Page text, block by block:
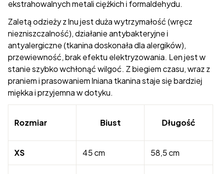
ekstrahowalnych metali ciężkich i formaldehydu.
Zaletą odzieży z lnu jest duża wytrzymałość (wręcz
niezniszczalność), działanie antybakteryjne i
antyalergiczne (tkanina doskonała dla alergików),
przewiewność, brak efektu elektryzowania. Len jest w
stanie szybko wchłonąć wilgoć. Z biegiem czasu, wraz z
praniem i prasowaniem lniana tkanina staje się bardziej
miękka i przyjemna w dotyku.
Rozmiar Biust Długość
XS 45 cm 58,5 cm